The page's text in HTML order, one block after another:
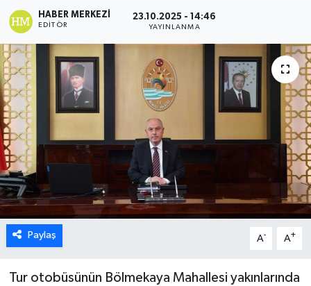
HABER MERKEZI
EDITÖR
23.10.2025 - 14:46
YAYINLANMA
Paylaş A- A+
Tur otobüsünün Bölmekaya Mahallesi yakınlarında
ÖZEL HABER
DTO
RESMİ REKLAM